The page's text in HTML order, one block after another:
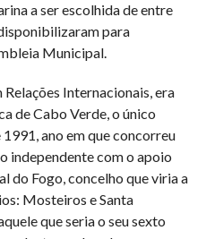
a ser escolhida de entre
para
Municipal.
Internacionais, era
de Cabo Verde, o único
ano em que concorreu
independente com o apoio
do Fogo, concelho que viria a
Mosteiros e Santa
que seria o seu sexto